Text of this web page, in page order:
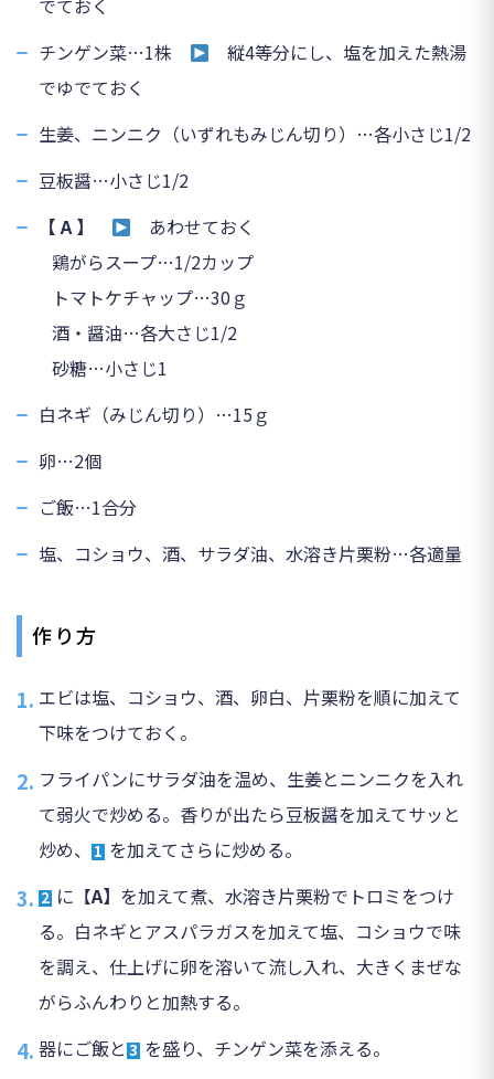
でておく
チンゲン菜…1株
縦4等分にし、塩を加えた熱湯
でゆでておく
生姜、ニンニク（いずれもみじん切り）…各小さじ1/2
豆板醤…小さじ1/2
【 A 】
あわせておく
鶏がらスープ…1/2カップ
トマトケチャップ…30ｇ
酒・醤油…各大さじ1/2
砂糖…小さじ1
白ネギ（みじん切り）…15ｇ
卵…2個
ご飯…1合分
塩、コショウ、酒、サラダ油、水溶き片栗粉…各適量
作り方
エビは塩、コショウ、酒、卵白、片栗粉を順に加えて
下味をつけておく。
フライパンにサラダ油を温め、生姜とニンニクを入れ
て弱火で炒める。香りが出たら豆板醤を加えてサッと
炒め、
1 を加えてさらに炒める。
2 に【A】 を加えて煮、水溶き片栗粉でトロミをつけ
る。白ネギとアスパラガスを加えて塩、コショウで味
を調え、仕上げに卵を溶いて流し入れ、大きくまぜな
がらふんわりと加熱する。
器にご飯と 3 を盛り、チンゲン菜を添える。